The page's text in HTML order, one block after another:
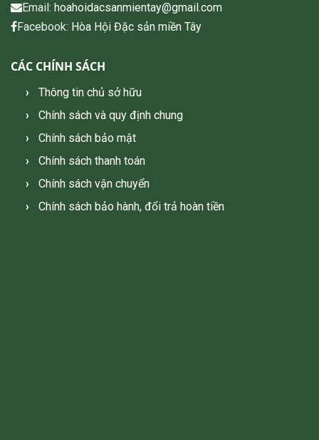
Email: hoahoidacsanmientay@gmail.com
Facebook: Hòa Hội Đặc sản miền Tây
CÁC CHÍNH SÁCH
Thông tin chủ sở hữu
Chính sách và quy định chung
Chính sách bảo mật
Chính sách thanh toán
Chính sách vận chuyển
Chính sách bảo hành, đổi trả hoàn tiền